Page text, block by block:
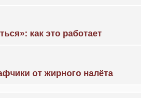
как это работает
от жирного налёта